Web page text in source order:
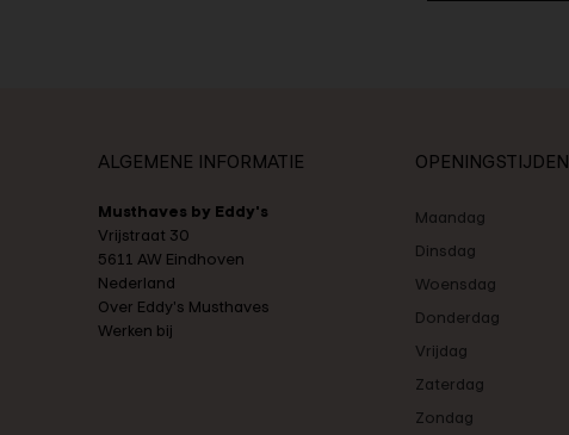
ALGEMENE INFORMATIE
Musthaves by Eddy's
Vrijstraat 30
5611 AW Eindhoven
Nederland
Over Eddy's Musthaves
Werken bij
OPENINGSTIJDEN
Maandag
Dinsdag
Woensdag
Donderdag
Vrijdag
Zaterdag
Zondag